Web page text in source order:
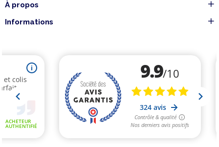
À propos
Informations